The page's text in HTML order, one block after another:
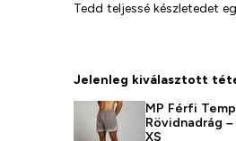
Tedd teljessé készletedet
Jelenleg kiválasztott
MP Férfi
Rövidnadrág
XS